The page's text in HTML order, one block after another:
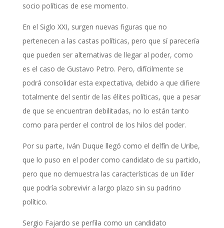
socio políticas de ese momento.
En el Siglo XXI, surgen nuevas figuras que no
pertenecen a las castas políticas, pero que sí parecería
que pueden ser alternativas de llegar al poder, como
es el caso de Gustavo Petro. Pero, difícilmente se
podrá consolidar esta expectativa, debido a que difiere
totalmente del sentir de las élites políticas, que a pesar
de que se encuentran debilitadas, no lo están tanto
como para perder el control de los hilos del poder.
Por su parte, Iván Duque llegó como el delfín de Uribe,
que lo puso en el poder como candidato de su partido,
pero que no demuestra las características de un líder
que podría sobrevivir a largo plazo sin su padrino
político.
Sergio Fajardo se perfila como un candidato